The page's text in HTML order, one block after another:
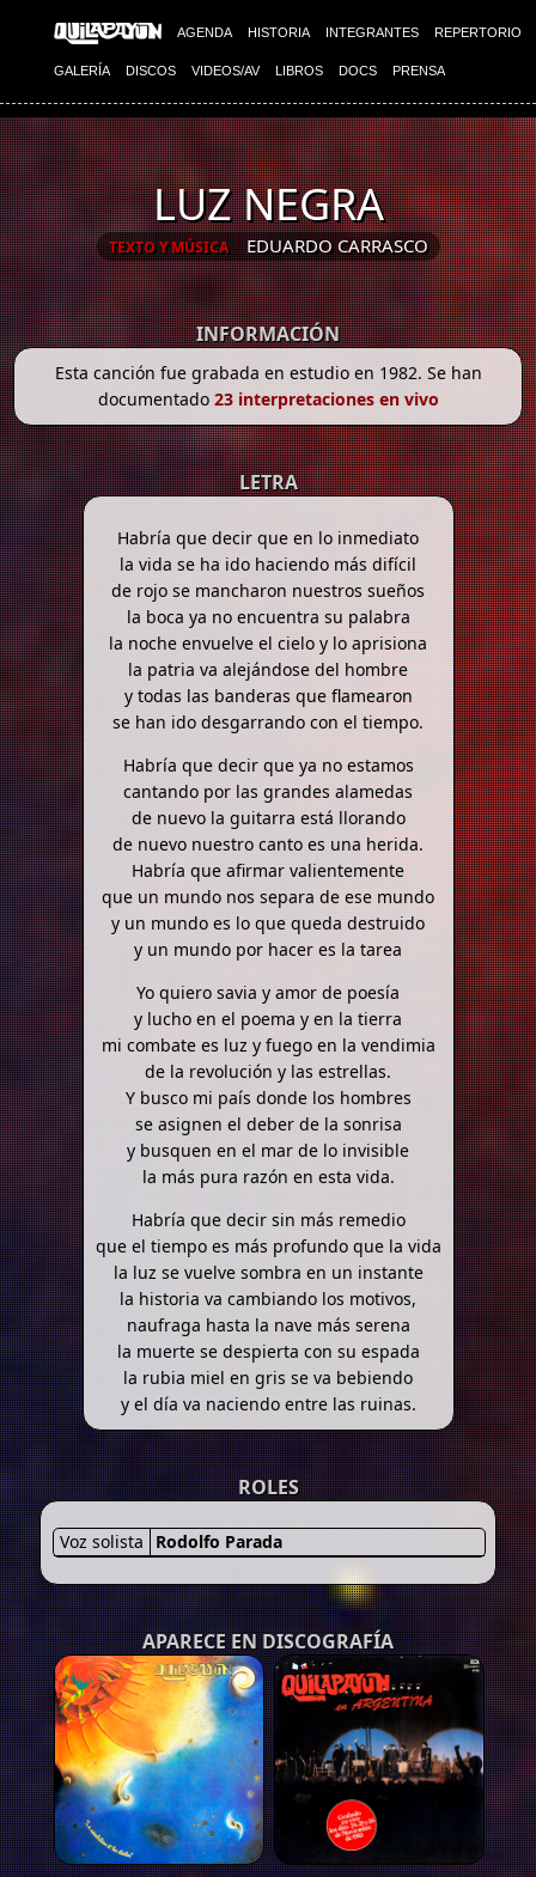
AGENDA HISTORIA INTEGRANTES REPERTORIO
GALERÍA DISCOS VIDEOS/AV LIBROS DOCS PRENSA
LUZ NEGRA
TEXTO Y MÚSICA EDUARDO CARRASCO
INFORMACIÓN
Esta canción fue grabada en estudio en 1982. Se han
documentado 23 interpretaciones en vivo
LETRA
Habría que decir que en lo inmediato
la vida se ha ido haciendo más difícil
de rojo se mancharon nuestros sueños
la boca ya no encuentra su palabra
la noche envuelve el cielo y lo aprisiona
la patria va alejándose del hombre
y todas las banderas que flamearon
se han ido desgarrando con el tiempo.
Habría que decir que ya no estamos
cantando por las grandes alamedas
de nuevo la guitarra está llorando
de nuevo nuestro canto es una herida.
Habría que afirmar valientemente
que un mundo nos separa de ese mundo
y un mundo es lo que queda destruido
y un mundo por hacer es la tarea
Yo quiero savia y amor de poesía
y lucho en el poema y en la tierra
mi combate es luz y fuego en la vendimia
de la revolución y las estrellas.
Y busco mi país donde los hombres
se asignen el deber de la sonrisa
y busquen en el mar de lo invisible
la más pura razón en esta vida.
Habría que decir sin más remedio
que el tiempo es más profundo que la vida
la luz se vuelve sombra en un instante
la historia va cambiando los motivos,
naufraga hasta la nave más serena
la muerte se despierta con su espada
la rubia miel en gris se va bebiendo
y el día va naciendo entre las ruinas.
ROLES
Voz solista Rodolfo Parada
APARECE EN DISCOGRAFÍA